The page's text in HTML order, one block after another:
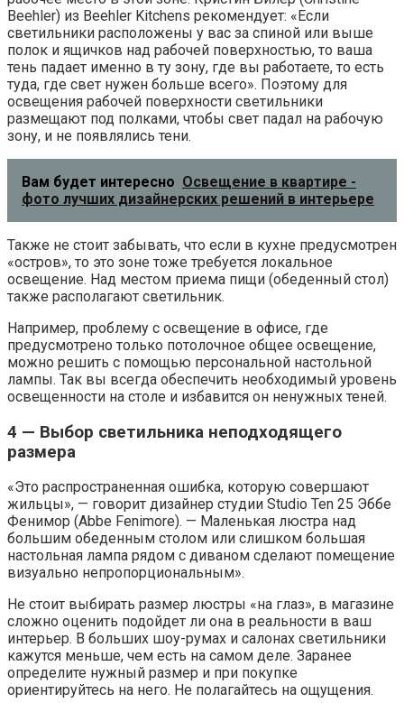
Beehler) из Beehler Kitchens рекомендует: «Если
светильники расположены у вас за спиной или выше
полок и ящичков над рабочей поверхностью, то ваша
тень падает именно в ту зону, где вы работаете, то есть
туда, где свет нужен больше всего». Поэтому для
освещения рабочей поверхности светильники
размещают под полками, чтобы свет падал на рабочую
зону, и не появлялись тени.
Вам будет интересно Освещение в квартире -
фото лучших дизайнерских решений в интерьере
Также не стоит забывать, что если в кухне предусмотрен
«остров», то это зоне тоже требуется локальное
освещение. Над местом приема пищи (обеденный стол)
также располагают светильник.
Например, проблему с освещение в офисе, где
предусмотрено только потолочное общее освещение,
можно решить с помощью персональной настольной
лампы. Так вы всегда обеспечить необходимый уровень
освещенности на столе и избавится он ненужных теней.
4 — Выбор светильника неподходящего
размера
«Это распространенная ошибка, которую совершают
жильцы», — говорит дизайнер студии Studio Ten 25 Эббе
Фенимор (Abbe Fenimore). — Маленькая люстра над
большим обеденным столом или слишком большая
настольная лампа рядом с диваном сделают помещение
визуально непропорциональным».
Не стоит выбирать размер люстры «на глаз», в магазине
сложно оценить подойдет ли она в реальности в ваш
интерьер. В больших шоу-румах и салонах светильники
кажутся меньше, чем есть на самом деле. Заранее
определите нужный размер и при покупке
ориентируйтесь на него. Не полагайтесь на ощущения.